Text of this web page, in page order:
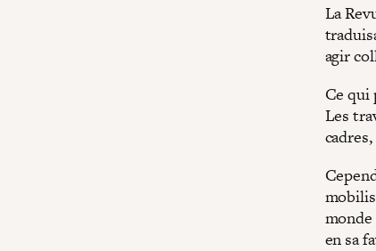
La
agir
Ce qui
Les
en sa